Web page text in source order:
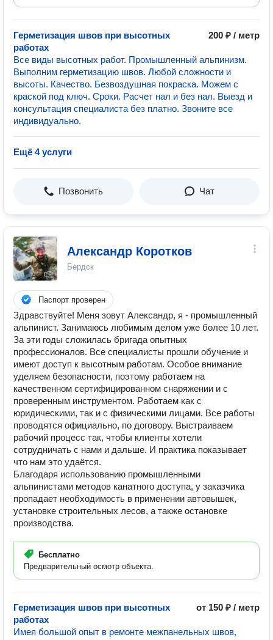
Герметизация швов при высотных
работах
200 ₽ / метр
Все виды высотных работ. Промышленный альпинизм.
Выполним герметизацию швов. Любой сложности и
высоты. Качество. Безвоздушная покраска. Можем с
краской под ключ. Сроки. Расчет нал и без нал. Выезд и
консультация специалиста без платно. Звоните все
индивидуально.
Ещё 4 услуги
Позвонить Чат
Александр Коротков
Бердск
Паспорт проверен
Здравствуйте! Меня зовут Александр, я - промышленный
альпинист. Занимаюсь любимым делом уже более 10 лет.
За эти годы сложилась бригада опытных
профессионалов. Все специалисты прошли обучение и
имеют доступ к высотным работам. Особое внимание
уделяем безопасности, поэтому работаем на
качественном сертифицированном снаряжении и с
проверенным инструментом. Работаем как с
юридическими, так и с физическими лицами. Все работы
проводятся официально, по договору. Выстраиваем
рабочий процесс так, чтобы клиенты хотели
сотрудничать с нами и дальше. И практика показывает
что нам это удаётся.
Благодаря использованию промышленными
альпинистами методов канатного доступа, у заказчика
пропадает необходимость в применении автовышек,
установке строительных лесов, а также остановке
производства.
Бесплатно
Предварительный осмотр объекта.
Герметизация швов при высотных
работах
от 150 ₽ / метр
Имея большой опыт в ремонте межпанельных швов,